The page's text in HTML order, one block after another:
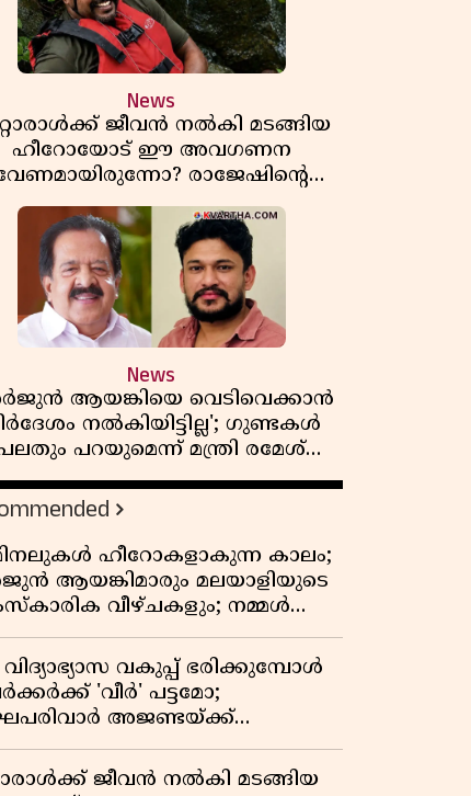
News
ജീവൻ നൽകി മടങ്ങിയ
ഹീറോയോട് ഈ അവഗണന
രാജേഷിൻ്റെ
ശരീരത്തോടുള്ള അനാദരവിൽ
ജനരോഷവും പാഠവും
News
ആയങ്കിയെ വെടിവെക്കാൻ
നൽകിയിട്ടില്ല'; ഗുണ്ടകൾ
പറയുമെന്ന് മന്ത്രി രമേശ്
ചെന്നിത്തല
ഹീറോകളാകുന്ന കാലം;
ആയങ്കിമാരും മലയാളിയുടെ
വീഴ്ചകളും; നമ്മൾ
പോകുന്നത്
വിദ്യാഭ്യാസ വകുപ്പ് ഭരിക്കുമ്പോൾ
'വീർ' പട്ടമോ;
അജണ്ടയ്ക്ക്
കാട്ടുന്നതാര്?
ക്വിസ് ചോദ്യം
ജീവൻ നൽകി മടങ്ങിയ